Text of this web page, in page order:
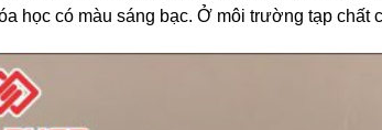
học có màu sáng bạc. Ở môi trường tạp chất